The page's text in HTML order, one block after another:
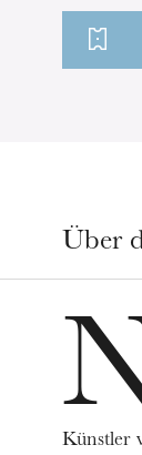
Über
Künstler